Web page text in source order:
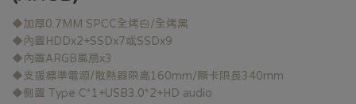
◆加厚0.7MM SPCC全烤白/全烤黑
◆內置HDDx2+SSDx7或SSDx9
◆內置ARGB風扇x3
◆支援標準電源/散熱器限高160mm/顯卡限長340mm
◆側置 Type C*1+USB3.0*2+HD audio